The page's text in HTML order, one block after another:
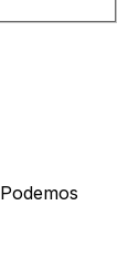
Podemos